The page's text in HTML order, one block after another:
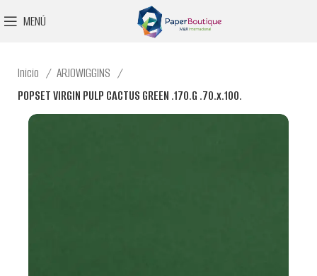
MENÚ
Inicio
ARJOWIGGINS
POPSET VIRGIN PULP CACTUS GREEN .170.G .70.x.100.